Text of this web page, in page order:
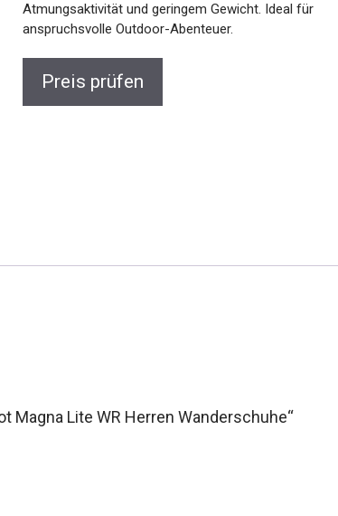
Atmungsaktivität und geringem Gewicht. Ideal für
anspruchsvolle Outdoor-Abenteuer.
Preis prüfen
Magna Lite WR Herren Wanderschuhe“